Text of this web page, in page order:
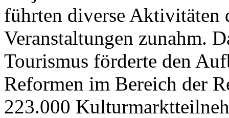
führten diverse Aktivitäten
Veranstaltungen zunahm.
Tourismus förderte den
Reformen im Bereich der
223.000